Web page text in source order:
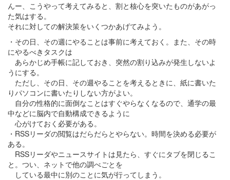
んー、こうやって考えてみると、割と核心を突いたものがあがっ
た気はする。
それに対しての解決策をいくつかあげてみよう。
・その日、その週にやることは事前に考えておく。また、その時
にやるべきタスクは
あらかじめ手帳に記しておき、突然の割り込みが発生しないよ
うにする。
ただし、その日、その週やることを考えるときに、紙に書いた
りパソコンに書いたりしない方がよい。
自分の性格的に面倒なことはすぐやらなくなるので、通学の最
中などに脳内で自動構成できるように
心がけておく必要がある。
・RSSリーダの閲覧はだらだらとやらない。時間を決める必要が
ある。
RSSリーダやニュースサイトは見たら、すぐにタブを閉じるこ
と。つい、ネットで他の調べごとを
している最中に別のことに気が行ってしまう。